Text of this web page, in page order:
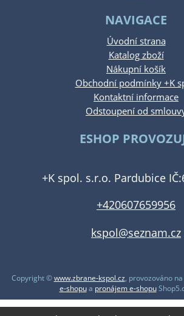
NAVIGACE
Úvodní strana
Katalog zboží
Nákupní košík
Obchodní podmínky +K
Kontaktní informace
Odstoupení od
ESHOP
+K spol. s.r.o. Pardubice
+420607659956
kspol@seznam.cz
Copyright ©www.zbrane-kspol.cz, provozováno
e-shopua pronájem e-shopu